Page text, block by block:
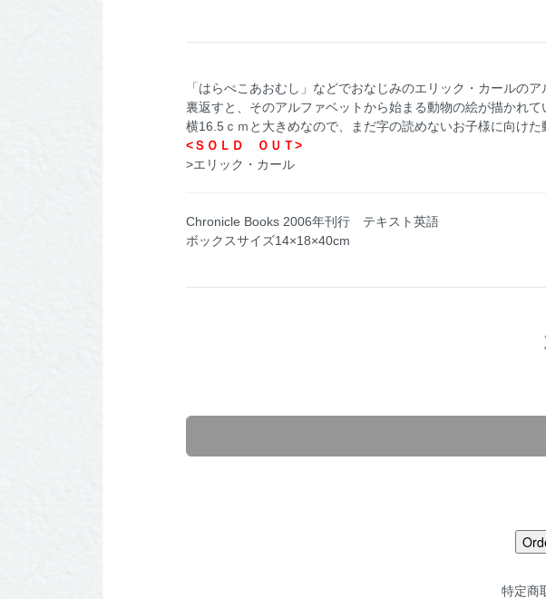
「はらぺこあおむし」などでおなじみのエリック・カールの
裏返すと、そのアルファベットから始まる動物の絵が描かれ
横16.5ｃｍと大きめなので、まだ字の読めないお子様に向けた
<ＳＯＬＤ ＯＵＴ>
>エリック・カール
Chronicle Books 2006年刊行 テキスト英語
ボックスサイズ14×18×40cm
特定商